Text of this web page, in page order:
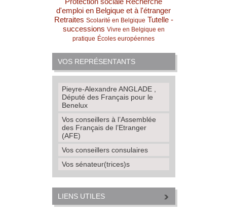
d'emploi en Belgique et à l'étranger
Retraites Scolarité en Belgique Tutelle -
successions Vivre en Belgique en
pratique Écoles européennes
VOS REPRÉSENTANTS
Pieyre-Alexandre ANGLADE ,
Député des Français pour le
Benelux
Vos conseillers à l’Assemblée
des Français de l’Etranger
(AFE)
Vos conseillers consulaires
Vos sénateur(trices)s
LIENS UTILES